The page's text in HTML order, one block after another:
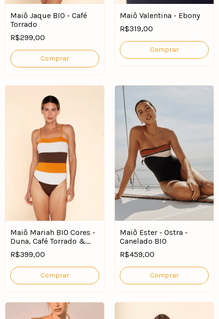
Maiô Jaque BIO - Café
Torrado
R$299,00
Comprar
Maiô Valentina - Ebony
R$319,00
Comprar
Maiô Mariah BIO Cores -
Duna, Café Torrado &
Off-White
R$399,00
Comprar
Maiô Ester - Ostra -
Canelado BIO
R$459,00
Comprar